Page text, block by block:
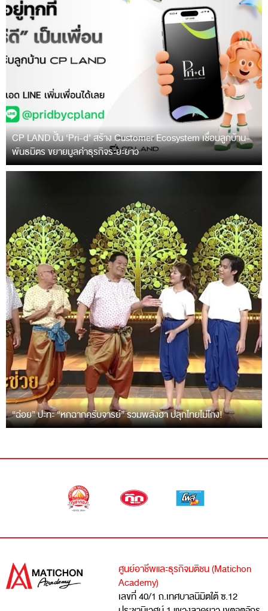
CP LAND ปั้น ‘Pri-d’ สร้าง Customer Ecosystem เชื่อมลูกบ้าน-
พันธมิตร ขยายมูลค่าธุรกิจระยะยาว
“ฉ่อย” ปะทะ “หกฉากครับจารย์” รวมพลังฮา ปลุกไทยไม่โกง!
ศูนย์อาชีพและธุรกิจมติชน (Matichon
Academy)
เลขที่ 40/1 ถ.เทศบาลนิมิตใต้ ซ.12